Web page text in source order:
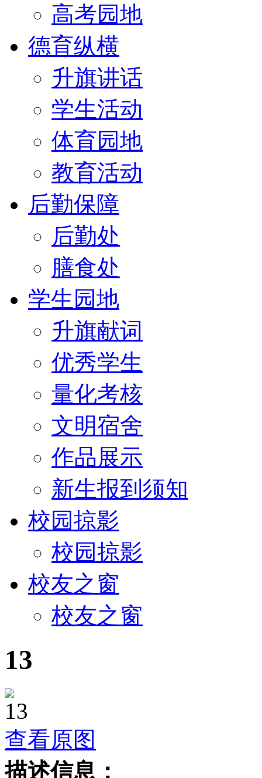
高考园地
德育纵横
升旗讲话
学生活动
体育园地
教育活动
后勤保障
后勤处
膳食处
学生园地
升旗献词
优秀学生
量化考核
文明宿舍
作品展示
新生报到须知
校园掠影
校园掠影
校友之窗
校友之窗
13
查看原图
描述信息：